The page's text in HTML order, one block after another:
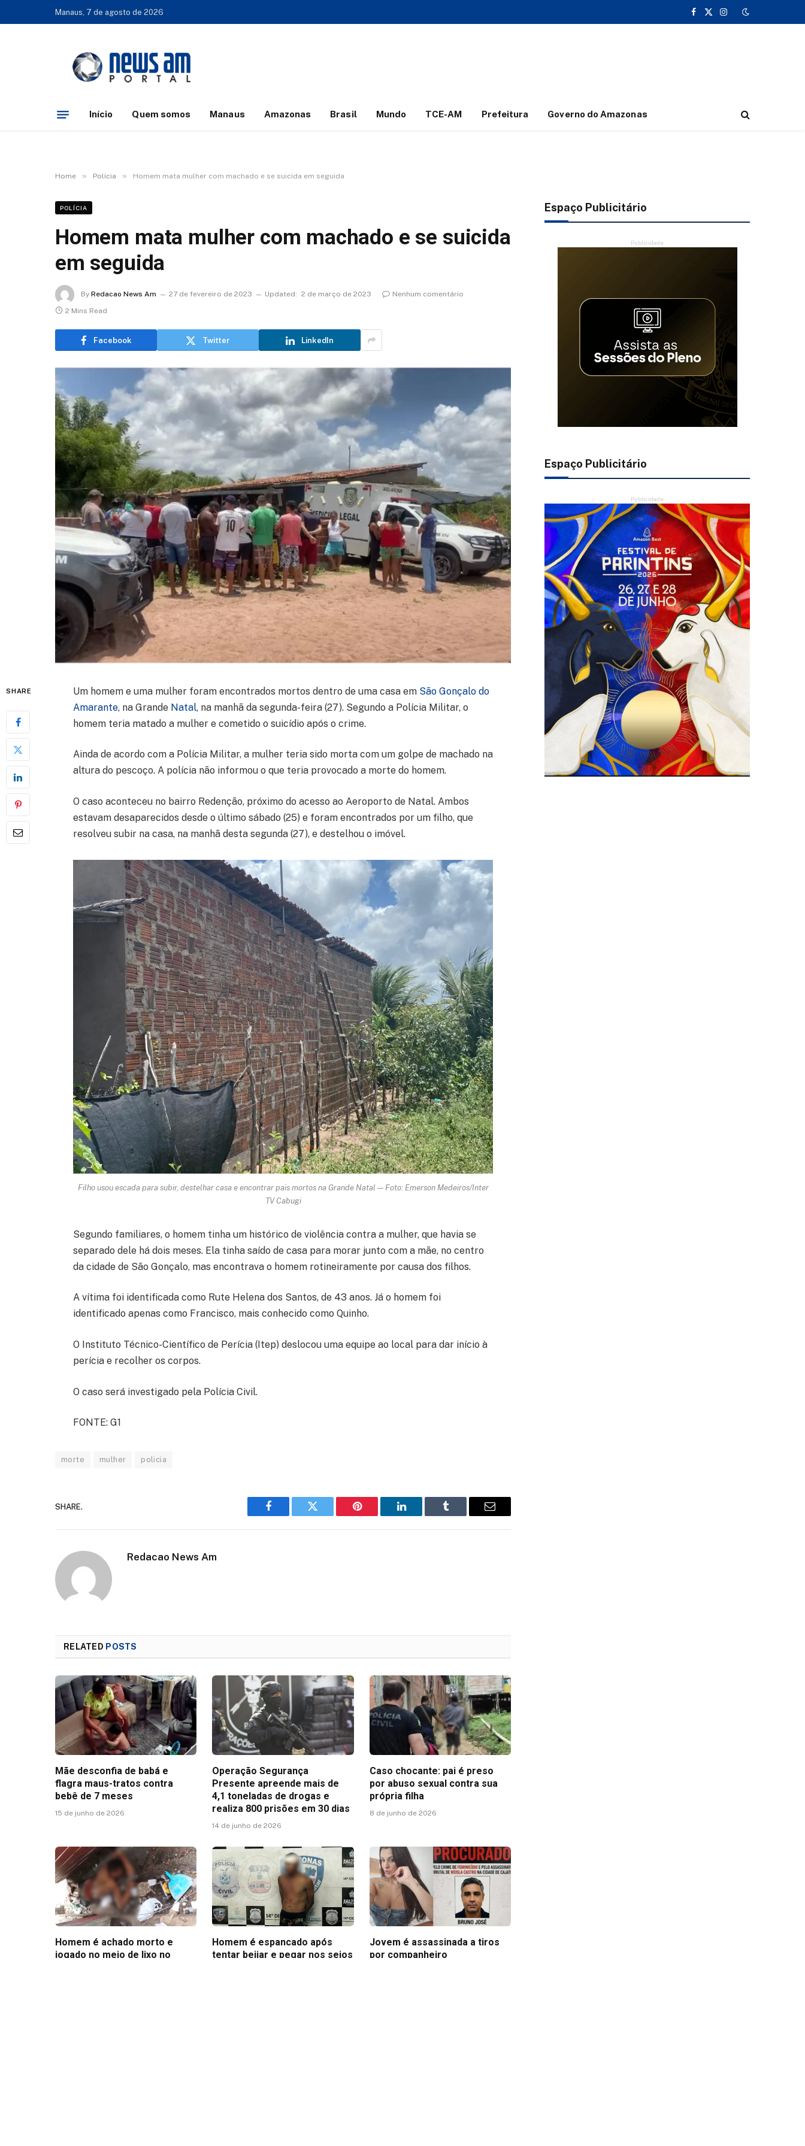
Manaus, 7 de agosto de 2026
Facebook
X
Instagram
Início Quem somos Manaus Amazonas Brasil Mundo TCE-AM Prefeitura Governo do Amazonas
Home » Polícia » Homem mata mulher com machado e se suicida em seguida
POLÍCIA
Homem mata mulher com machado e se suicida
em seguida
By Redacao News Am 27 de fevereiro de 2023 Updated: 2 de março de 2023
Nenhum comentário
2 Mins Read
Facebook Twitter LinkedIn
SHARE Um homem e uma mulher foram encontrados mortos dentro de uma casa em São Gonçalo do
Amarante, na Grande Natal, na manhã da segunda-feira (27). Segundo a Polícia Militar, o
homem teria matado a mulher e cometido o suicídio após o crime.
Ainda de acordo com a Polícia Militar, a mulher teria sido morta com um golpe de machado na
altura do pescoço. A polícia não informou o que teria provocado a morte do homem.
O caso aconteceu no bairro Redenção, próximo do acesso ao Aeroporto de Natal. Ambos
estavam desaparecidos desde o último sábado (25) e foram encontrados por um filho, que
resolveu subir na casa, na manhã desta segunda (27), e destelhou o imóvel.
Filho usou escada para subir, destelhar casa e encontrar pais mortos na Grande Natal — Foto: Emerson Medeiros/Inter
TV Cabugi
Segundo familiares, o homem tinha um histórico de violência contra a mulher, que havia se
separado dele há dois meses. Ela tinha saído de casa para morar junto com a mãe, no centro
da cidade de São Gonçalo, mas encontrava o homem rotineiramente por causa dos filhos.
A vítima foi identificada como Rute Helena dos Santos, de 43 anos. Já o homem foi
identificado apenas como Francisco, mais conhecido como Quinho.
O Instituto Técnico-Científico de Perícia (Itep) deslocou uma equipe ao local para dar início à
perícia e recolher os corpos.
O caso será investigado pela Polícia Civil.
FONTE: G1
morte mulher policia
SHARE.
Facebook Twitter Pinterest LinkedIn Tumblr Email
Redacao News Am
RELATED POSTS
Mãe desconfia de babá e
flagra maus-tratos contra
bebê de 7 meses
15 de junho de 2026
Operação Segurança
Presente apreende mais de
4,1 toneladas de drogas e
realiza 800 prisões em 30 dias
14 de junho de 2026
Caso chocante: pai é preso
por abuso sexual contra sua
própria filha
8 de junho de 2026
Homem é achado morto e
jogado no meio de lixo no
Homem é espancado após
tentar beijar e pegar nos seios
Jovem é assassinada a tiros
por companheiro
Espaço Publicitário
Publicidade
Espaço Publicitário
Publicidade